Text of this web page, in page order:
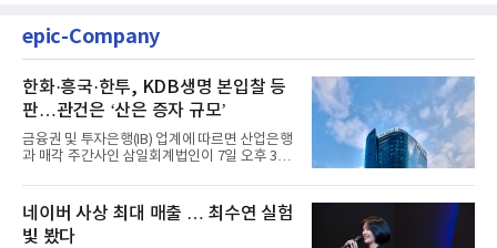
epic-Company
한화·흥국·한투, KDB생명 본입찰 등
판…관건은 ‘산은 증자 규모’
금융권 및 투자은행(IB) 업계에 따르면 산업은행
과 매각 주간사인 삼일회계법인이 7일 오후 3시
네이버 사상 최대 매출 … 최수연 실험
빛 봤다